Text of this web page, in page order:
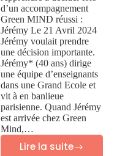
d’un accompagnement
Green MIND réussi :
Jérémy Le 21 Avril 2024
Jérémy voulait prendre
une décision importante.
Jérémy* (40 ans) dirige
une équipe d’enseignants
dans une Grand Ecole et
vit à en banlieue
parisienne. Quand Jérémy
est arrivée chez Green
Mind,…
Lire la suite